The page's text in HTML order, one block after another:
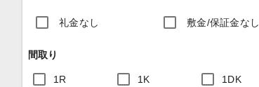
礼金なし 敷金/保証金なし
間取り
1R 1K 1DK